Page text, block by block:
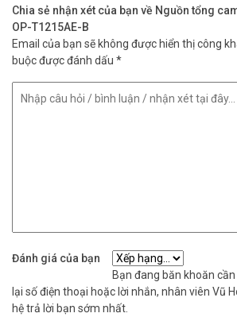
Chia sẻ nhận xét của bạn về Nguồn tổng
OP-T1215AE-B
Email của bạn sẽ không được hiển thị công
buộc được đánh dấu *
Đánh giá của bạn
Bạn đang băn khoăn
lại số điện thoại hoặc lời nhắn, nhân viên Vũ
hệ trả lời bạn sớm nhất.